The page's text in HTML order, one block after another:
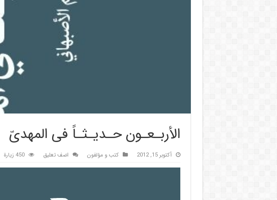
الأربـعـون حـدیـثـاً فی المهدیّ
أكتوبر 15, 2012 کتب و مؤلفون اضف تعليق 450 زيارة